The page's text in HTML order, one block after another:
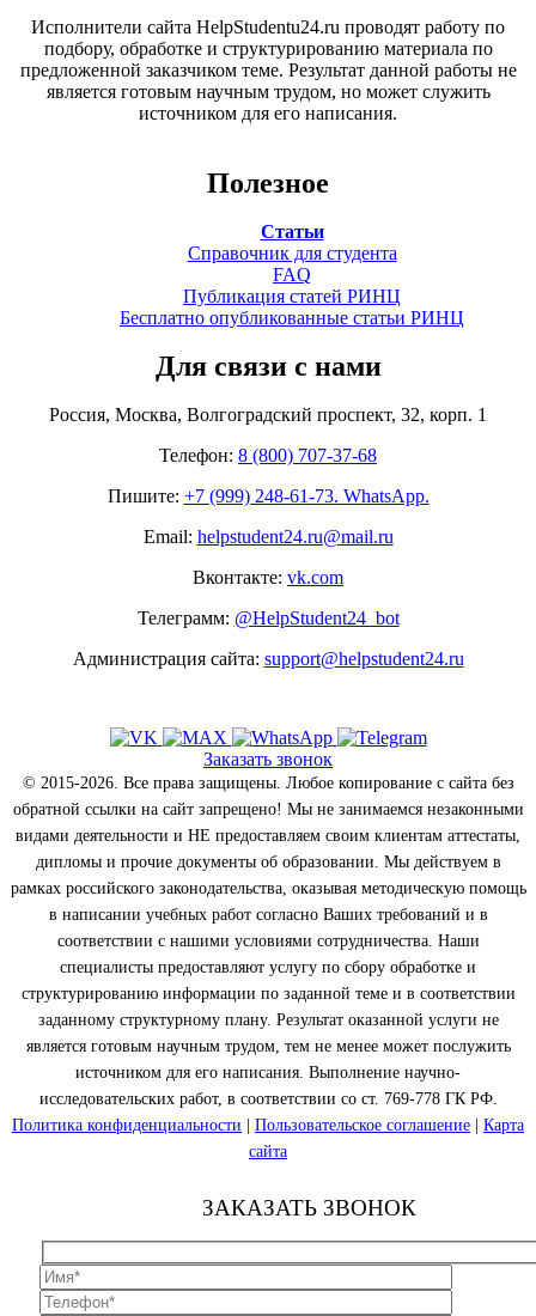
Исполнители сайта HelpStudentu24.ru проводят работу по
подбору, обработке и структурированию материала по
предложенной заказчиком теме. Результат данной работы не
является готовым научным трудом, но может служить
источником для его написания.
Полезное
Статьи
Справочник для студента
FAQ
Публикация статей РИНЦ
Бесплатно опубликованные статьи РИНЦ
Для связи с нами
Россия, Москва, Волгоградский проспект, 32, корп. 1
Телефон: 8 (800) 707-37-68
Пишите: +7 (999) 248-61-73. WhatsApp.
Email: helpstudent24.ru@mail.ru
Вконтакте: vk.com
Телеграмм: @HelpStudent24_bot
Администрация сайта: support@helpstudent24.ru
Заказать звонок
© 2015-2026. Все права защищены. Любое копирование с сайта без
обратной ссылки на сайт запрещено! Мы не занимаемся незаконными
видами деятельности и НЕ предоставляем своим клиентам аттестаты,
дипломы и прочие документы об образовании. Мы действуем в
рамках российского законодательства, оказывая методическую помощь
в написании учебных работ согласно Ваших требований и в
соответствии с нашими условиями сотрудничества. Наши
специалисты предоставляют услугу по сбору обработке и
структурированию информации по заданной теме и в соответствии
заданному структурному плану. Результат оказанной услуги не
является готовым научным трудом, тем не менее может послужить
источником для его написания. Выполнение научно-
исследовательских работ, в соответствии со ст. 769-778 ГК РФ.
Политика конфиденциальности
Пользовательское соглашение
Карта
сайта
ЗАКАЗАТЬ ЗВОНОК